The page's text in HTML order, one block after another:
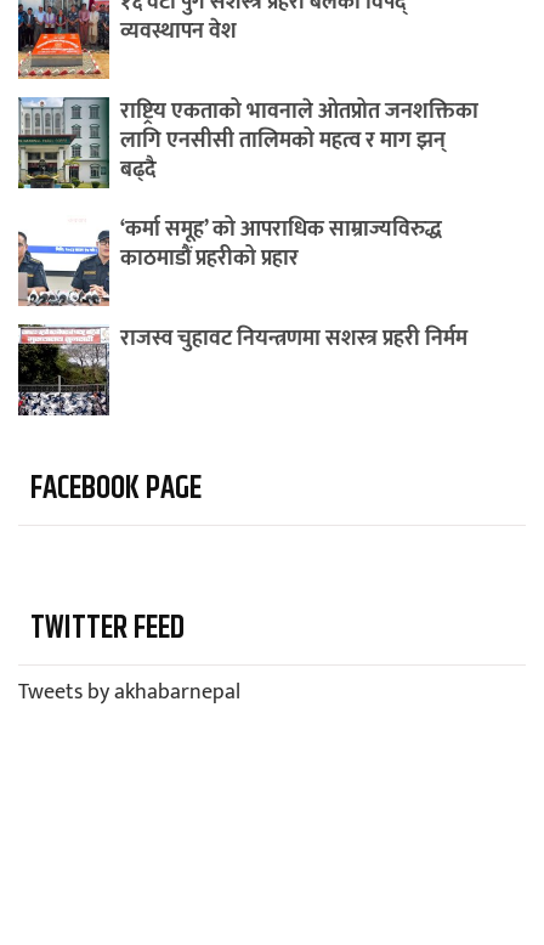
व्यवस्थापन वेश
राष्ट्रिय एकताको भावनाले ओतप्रोत जनशक्तिका
लागि एनसीसी तालिमको महत्व र माग झन्
बढ्दै
‘कर्मा समूह’ को आपराधिक साम्राज्यविरुद्ध
काठमाडौं प्रहरीको प्रहार
राजस्व चुहावट नियन्त्रणमा सशस्त्र प्रहरी निर्मम
FACEBOOK PAGE
TWITTER FEED
Tweets by akhabarnepal